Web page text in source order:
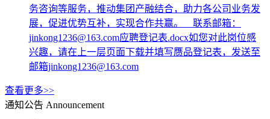
务咨询等服务，推动集团产融结合，助力各公司业务发
展，促进优势互补，实现合作共赢。 联系邮箱：
jinkong1236@163.com应聘登记表.docx如您对此岗位感
兴趣，请在上一层页面下载并填写赝品登记表，发送至
邮箱jinkong1236@163.com
查看更多>>
通知公告 Announcement